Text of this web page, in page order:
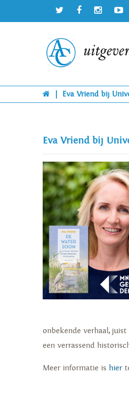
Eva Vriend bij
Eva Vriend bij
onbekende verhaal, juist
een verrassend
Meer informatie is hier